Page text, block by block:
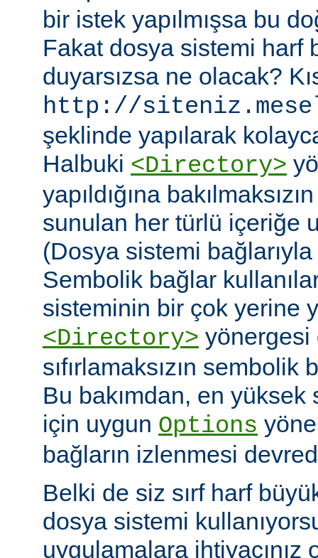
bir istek yapılmışsa bu
Fakat dosya sistemi harf
duyarsızsa ne olacak?
http://
şeklinde yapılarak
Halbuki <Directory>
yapıldığına
sunulan her türlü içeriğe
(Dosya sistemi
Sembolik bağlar
sisteminin bir çok yerine
<Directory> yönergesi
sıfırlamaksızın sembolik
Bu bakımdan, en
için uygun Options
bağların izlenmesi
Belki de siz sırf harf
dosya sistemi
uygulamalara ihtiyacınız